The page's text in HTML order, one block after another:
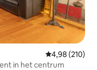
Gemiddelde
4,98 (210)
in het centrum